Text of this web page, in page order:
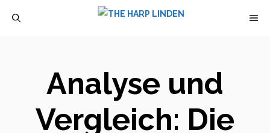
Analyse und
Vergleich: Die